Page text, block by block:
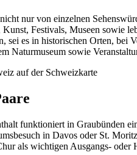
nur von einzelnen
Festivals, Museen sowie
sei es in historischen Orten, bei
Naturmuseum sowie
funktioniert in Graubünden
in Davos oder St.
als wichtigen Ausgangs-